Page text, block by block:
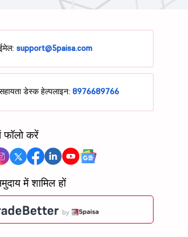
support@5paisa.com
डेस्क हेल्पलाइन:8976689766
फॉलो करें
में शामिल हों